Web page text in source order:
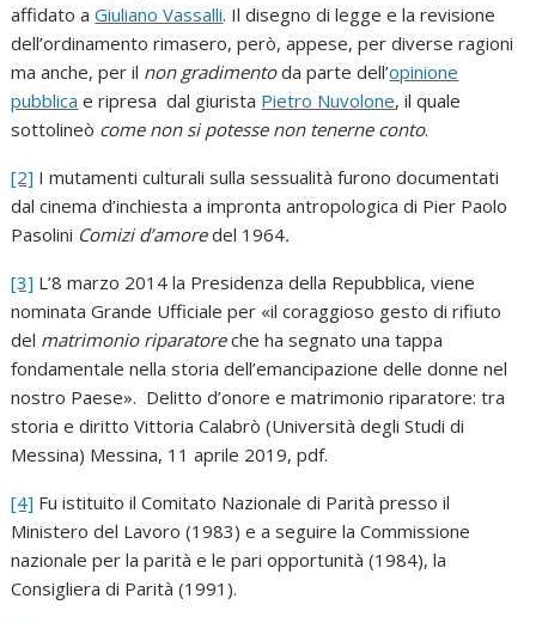
affidato aGiuliano Vassalli. Il disegno di legge e la revisione
dell’ordinamento rimasero, però, appese, per diverse ragioni
ma anche, per il non gradimentoda parte dell’opinione
pubblica e ripresa dal giurista Pietro Nuvolone, il quale
sottolineò come non si potesse non tenerne conto.
[2] I mutamenti culturali sulla sessualità furono documentati
dal cinema d’inchiesta a impronta antropologica di Pier Paolo
Pasolini Comizi d’amoredel 1964.
[3] L’8 marzo 2014 la Presidenza della Repubblica, viene
nominata Grande Ufficiale per «il coraggioso gesto di rifiuto
del matrimonio riparatoreche ha segnato una tappa
fondamentale nella storia dell’emancipazione delle donne nel
nostro Paese». Delitto d’onore e matrimonio riparatore: tra
storia e diritto Vittoria Calabrò (Università degli Studi di
Messina) Messina, 11 aprile 2019, pdf.
[4] Fu istituito il Comitato Nazionale di Parità presso il
Ministero del Lavoro (1983) e a seguire la Commissione
nazionale per la parità e le pari opportunità (1984), la
Consigliera di Parità (1991).